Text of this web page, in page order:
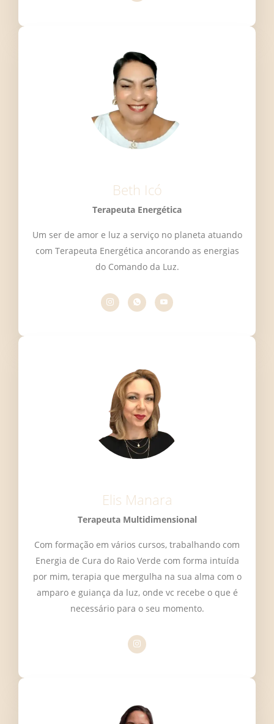
Beth Icó
Terapeuta Energética
Um ser de amor e luz a serviço no planeta atuando
com Terapeuta Energética ancorando as energias
do Comando da Luz.
Elis Manara
Terapeuta Multidimensional
Com formação em vários cursos, trabalhando com
Energia de Cura do Raio Verde com forma intuída
por mim, terapia que mergulha na sua alma com o
amparo e guiança da luz, onde vc recebe o que é
necessário para o seu momento.